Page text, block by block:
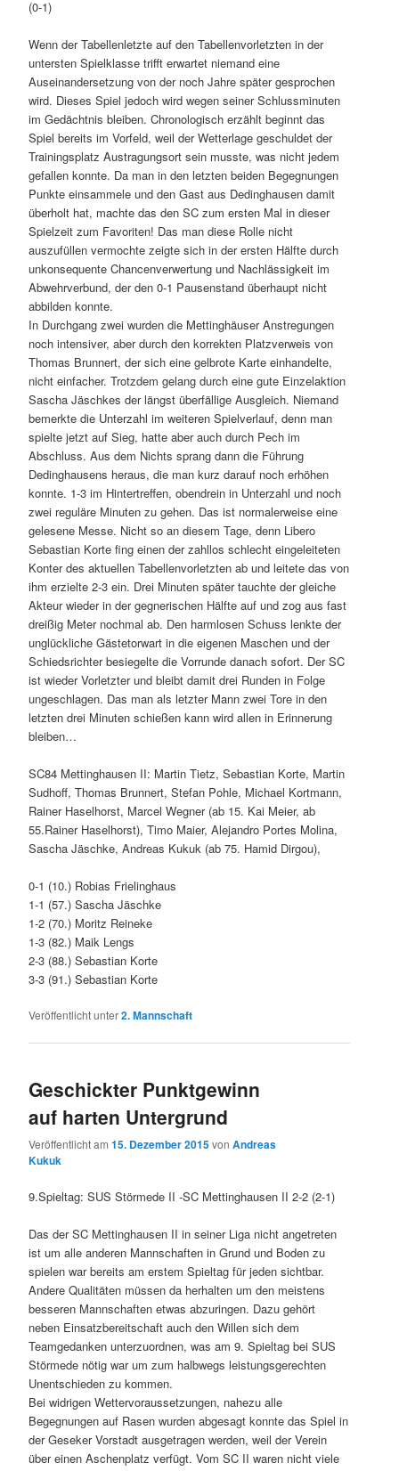
(0-1)
Wenn der Tabellenletzte auf den Tabellenvorletzten in der
untersten Spielklasse trifft erwartet niemand eine
Auseinandersetzung von der noch Jahre später gesprochen
wird. Dieses Spiel jedoch wird wegen seiner Schlussminuten
im Gedächtnis bleiben. Chronologisch erzählt beginnt das
Spiel bereits im Vorfeld, weil der Wetterlage geschuldet der
Trainingsplatz Austragungsort sein musste, was nicht jedem
gefallen konnte. Da man in den letzten beiden Begegnungen
Punkte einsammele und den Gast aus Dedinghausen damit
überholt hat, machte das den SC zum ersten Mal in dieser
Spielzeit zum Favoriten! Das man diese Rolle nicht
auszufüllen vermochte zeigte sich in der ersten Hälfte durch
unkonsequente Chancenverwertung und Nachlässigkeit im
Abwehrverbund, der den 0-1 Pausenstand überhaupt nicht
abbilden konnte.
In Durchgang zwei wurden die Mettinghäuser Anstregungen
noch intensiver, aber durch den korrekten Platzverweis von
Thomas Brunnert, der sich eine gelbrote Karte einhandelte,
nicht einfacher. Trotzdem gelang durch eine gute Einzelaktion
Sascha Jäschkes der längst überfällige Ausgleich. Niemand
bemerkte die Unterzahl im weiteren Spielverlauf, denn man
spielte jetzt auf Sieg, hatte aber auch durch Pech im
Abschluss. Aus dem Nichts sprang dann die Führung
Dedinghausens heraus, die man kurz darauf noch erhöhen
konnte. 1-3 im Hintertreffen, obendrein in Unterzahl und noch
zwei reguläre Minuten zu gehen. Das ist normalerweise eine
gelesene Messe. Nicht so an diesem Tage, denn Libero
Sebastian Korte fing einen der zahllos schlecht eingeleiteten
Konter des aktuellen Tabellenvorletzten ab und leitete das von
ihm erzielte 2-3 ein. Drei Minuten später tauchte der gleiche
Akteur wieder in der gegnerischen Hälfte auf und zog aus fast
dreißig Meter nochmal ab. Den harmlosen Schuss lenkte der
unglückliche Gästetorwart in die eigenen Maschen und der
Schiedsrichter besiegelte die Vorrunde danach sofort. Der SC
ist wieder Vorletzter und bleibt damit drei Runden in Folge
ungeschlagen. Das man als letzter Mann zwei Tore in den
letzten drei Minuten schießen kann wird allen in Erinnerung
bleiben…
SC84 Mettinghausen II: Martin Tietz, Sebastian Korte, Martin
Sudhoff, Thomas Brunnert, Stefan Pohle, Michael Kortmann,
Rainer Haselhorst, Marcel Wegner (ab 15. Kai Meier, ab
55.Rainer Haselhorst), Timo Maier, Alejandro Portes Molina,
Sascha Jäschke, Andreas Kukuk (ab 75. Hamid Dirgou),
0-1 (10.) Robias Frielinghaus
1-1 (57.) Sascha Jäschke
1-2 (70.) Moritz Reineke
1-3 (82.) Maik Lengs
2-3 (88.) Sebastian Korte
3-3 (91.) Sebastian Korte
Veröffentlicht unter2. Mannschaft
Geschickter Punktgewinn
auf harten Untergrund
Veröffentlicht am15. Dezember 2015vonAndreas
Kukuk
9.Spieltag: SUS Störmede II -SC Mettinghausen II 2-2 (2-1)
Das der SC Mettinghausen II in seiner Liga nicht angetreten
ist um alle anderen Mannschaften in Grund und Boden zu
spielen war bereits am erstem Spieltag für jeden sichtbar.
Andere Qualitäten müssen da herhalten um den meistens
besseren Mannschaften etwas abzuringen. Dazu gehört
neben Einsatzbereitschaft auch den Willen sich dem
Teamgedanken unterzuordnen, was am 9. Spieltag bei SUS
Störmede nötig war um zum halbwegs leistungsgerechten
Unentschieden zu kommen.
Bei widrigen Wettervoraussetzungen, nahezu alle
Begegnungen auf Rasen wurden abgesagt konnte das Spiel in
der Geseker Vorstadt ausgetragen werden, weil der Verein
über einen Aschenplatz verfügt. Vom SC II waren nicht viele